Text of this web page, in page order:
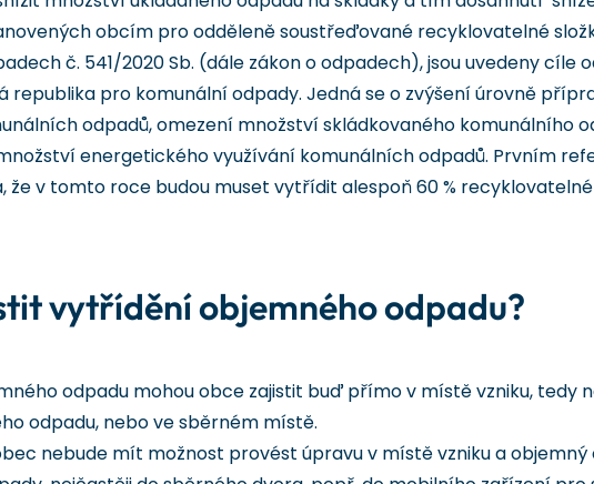
obcím pro odděleně soustřeďované recyklovatelné
č. 541/2020 Sb. (dále zákon o odpadech), jsou uvedeny cíle
republika pro komunální odpady. Jedná se o zvýšení úrovně
odpadů, omezení množství skládkovaného komunálního
energetického využívání komunálních odpadů. Prvním
že v tomto roce budou muset vytřídit alespoň 60 %
vytřídění objemného odpadu?
odpadu mohou obce zajistit buď přímo v místě vzniku, tedy
odpadu, nebo ve sběrném místě.
nebude mít možnost provést úpravu v místě vzniku a